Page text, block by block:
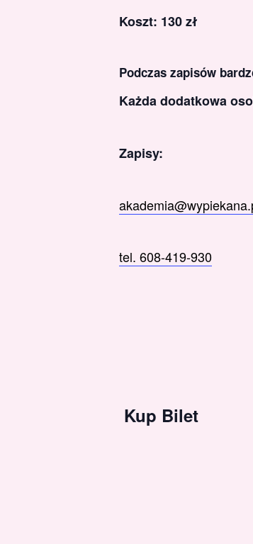
Koszt: 130 zł
Podczas zapisów
Każda dodatkowa
Zapisy:
tel. 608-419-930
Kup Bilet